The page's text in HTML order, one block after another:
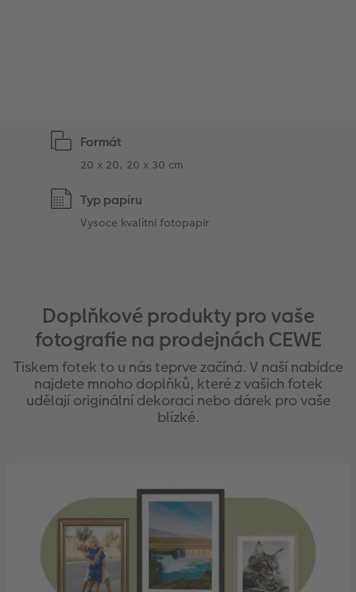
Formát
20 x 20, 20 x 30 cm
Typ papíru
Vysoce kvalitní fotopapír
Doplňkové produkty pro vaše
fotografie na prodejnách CEWE
Tiskem fotek to u nás teprve začíná. V naší nabídce
najdete mnoho doplňků, které z vašich fotek
udělají originální dekoraci nebo dárek pro vaše
blízké.